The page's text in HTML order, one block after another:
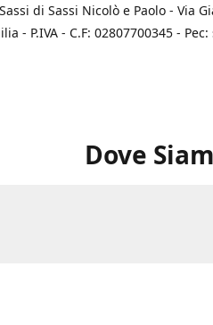
di Sassi Nicolò e Paolo - Via
- P.IVA - C.F: 02807700345 -
Dove